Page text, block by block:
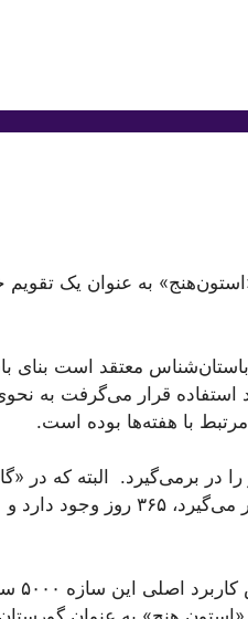
به عنوان یک تقویم
معتقد است بنای
استفاده قرار می‌گرفت به
با هفته‌ها بوده است.
خورشیدی دقیق، حدود ۳۶۵.۲۵ روز را در
بسیاری از بخش‌های جهان مورد